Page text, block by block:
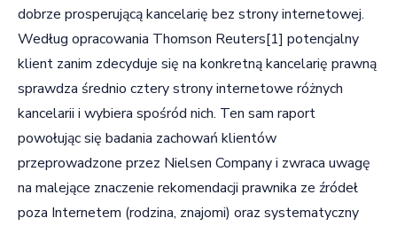
dobrze prosperującą kancelarię bez strony internetowej.
Według opracowania Thomson Reuters[1] potencjalny
klient zanim zdecyduje się na konkretną kancelarię prawną
sprawdza średnio cztery strony internetowe różnych
kancelarii i wybiera spośród nich. Ten sam raport
powołując się badania zachowań klientów
przeprowadzone przez Nielsen Company i zwraca uwagę
na malejące znaczenie rekomendacji prawnika ze źródeł
poza Internetem (rodzina, znajomi) oraz systematyczny